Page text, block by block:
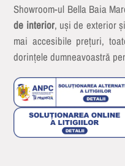
Showroom-ul Bella Baia
de interior, uși de exterior și
mai accesibile prețuri,
dorințele dumneavoastră